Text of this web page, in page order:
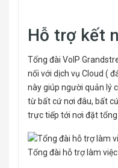
Hỗ trợ kết
Tổng đài VoIP
nối với dịch vụ Cloud (
này giúp người quản lý
từ bất cứ nơi đâu, bất
trực tiếp tới nơi đặt tổng
Tổng đài hỗ trợ làm